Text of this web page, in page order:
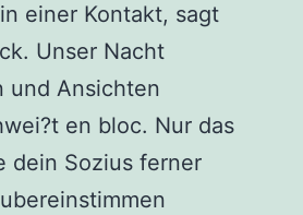
einer Kontakt, sagt
Unser Nacht
und Ansichten
en bloc. Nur das
dein Sozius ferner